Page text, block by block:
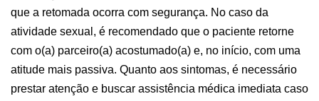
que a retomada ocorra com segurança. No caso da
atividade sexual, é recomendado que o paciente retorne
com o(a) parceiro(a) acostumado(a) e, no início, com uma
atitude mais passiva. Quanto aos sintomas, é necessário
prestar atenção e buscar assistência médica imediata caso